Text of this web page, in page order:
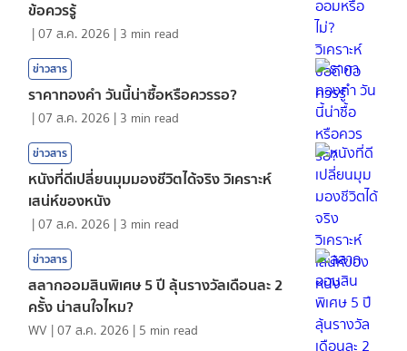
ข้อควรรู้
|07 ส.ค. 2026 | 3 min read
ข่าวสาร
ราคาทองคํา วันนี้น่าซื้อหรือควรรอ?
|07 ส.ค. 2026 | 3 min read
ข่าวสาร
หนังที่ดีเปลี่ยนมุมมองชีวิตได้จริง วิเคราะห์
เสน่ห์ของหนัง
|07 ส.ค. 2026 | 3 min read
ข่าวสาร
สลากออมสินพิเศษ 5 ปี ลุ้นรางวัลเดือนละ 2
ครั้ง น่าสนใจไหม?
WV |07 ส.ค. 2026 | 5 min read